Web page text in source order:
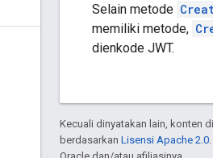
Selain metode
memiliki metode,
dienkode JWT.
Kecuali dinyatakan lain, konten
berdasarkan Lisensi Apache 2.0